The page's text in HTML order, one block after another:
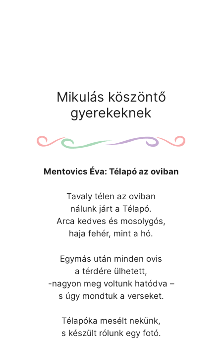
Mikulás köszöntő
gyerekeknek
Mentovics Éva: Télapó az oviban
Tavaly télen az oviban
nálunk járt a Télapó.
Arca kedves és mosolygós,
haja fehér, mint a hó.
Egymás után minden ovis
a térdére ülhetett,
-nagyon meg voltunk hatódva –
s úgy mondtuk a verseket.
Télapóka mesélt nekünk,
s készült rólunk egy fotó.